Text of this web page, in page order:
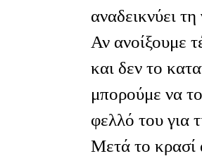
αναδεικνύει
Αν ανοίξουμε
και δεν το
μπορούμε να
φελλό του για
Μετά το κρασί